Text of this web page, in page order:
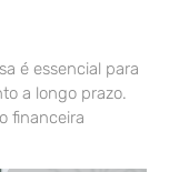
é essencial para
a longo prazo.
financeira